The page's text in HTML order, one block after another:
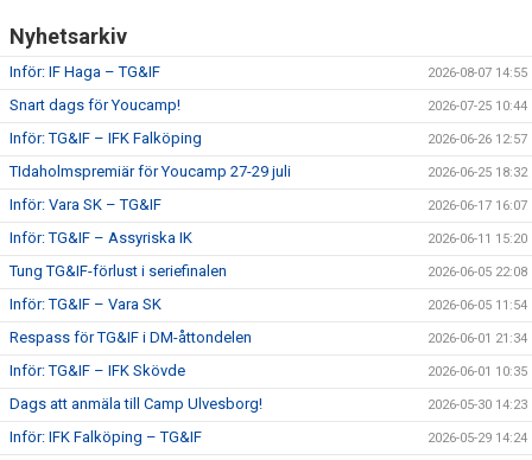
Nyhetsarkiv
Inför: IF Haga – TG&IF 2026-08-07 14:55
Snart dags för Youcamp! 2026-07-25 10:44
Inför: TG&IF – IFK Falköping 2026-06-26 12:57
TIdaholmspremiär för Youcamp 27-29 juli 2026-06-25 18:32
Inför: Vara SK – TG&IF 2026-06-17 16:07
Inför: TG&IF – Assyriska IK 2026-06-11 15:20
Tung TG&IF-förlust i seriefinalen 2026-06-05 22:08
Inför: TG&IF – Vara SK 2026-06-05 11:54
Respass för TG&IF i DM-åttondelen 2026-06-01 21:34
Inför: TG&IF – IFK Skövde 2026-06-01 10:35
Dags att anmäla till Camp Ulvesborg! 2026-05-30 14:23
Inför: IFK Falköping – TG&IF 2026-05-29 14:24